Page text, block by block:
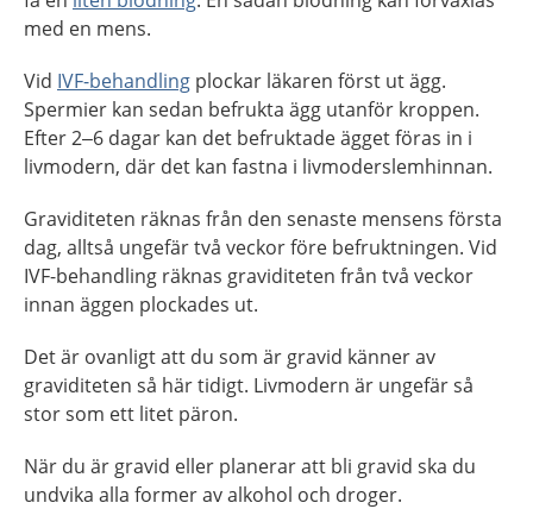
med en mens.
Vid IVF-behandling plockar läkaren först ut ägg.
Spermier kan sedan befrukta ägg utanför kroppen.
Efter 2–6 dagar kan det befruktade ägget föras in i
livmodern, där det kan fastna i livmoderslemhinnan.
Graviditeten räknas från den senaste mensens första
dag, alltså ungefär två veckor före befruktningen. Vid
IVF-behandling räknas graviditeten från två veckor
innan äggen plockades ut.
Det är ovanligt att du som är gravid känner av
graviditeten så här tidigt. Livmodern är ungefär så
stor som ett litet päron.
När du är gravid eller planerar att bli gravid ska du
undvika alla former av alkohol och droger.